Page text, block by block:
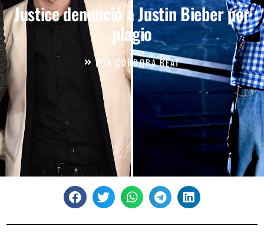
Justice denunció a Justin Bieber por
plagio
POR CÓRDOBA BEAT